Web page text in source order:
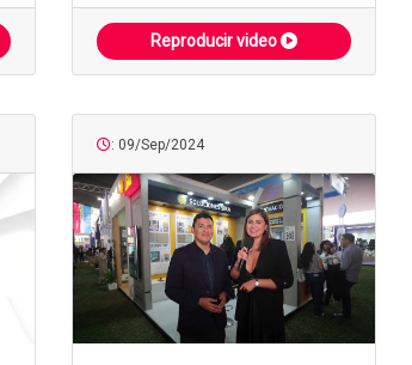
Reproducir video
: 09/Sep/2024